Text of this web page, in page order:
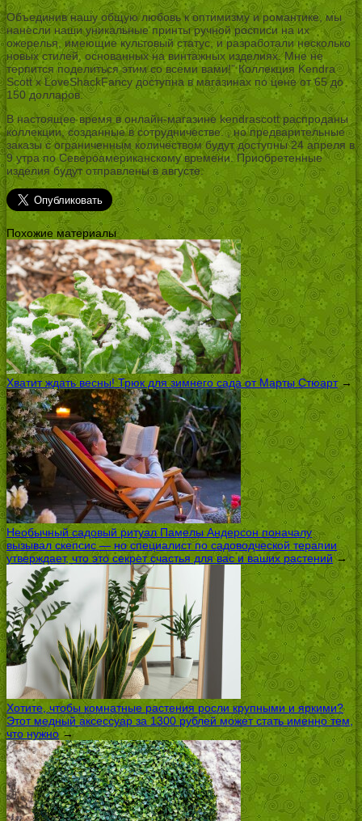
Объединив нашу общую любовь к оптимизму и романтике, мы
нанесли наши уникальные принты ручной росписи на их
ожерелья, имеющие культовый статус, и разработали несколько
новых стилей, основанных на винтажных изделиях. Мне не
терпится поделиться этим со всеми вами!” Коллекция Kendra
Scott x LoveShackFancy доступна в магазинах по цене от 65 до
150 долларов.
В настоящее время в онлайн-магазине kendrascott распроданы
коллекции, созданные в сотрудничестве., но предварительные
заказы с ограниченным количеством будут доступны 24 апреля в
9 утра по Североамериканскому времени. Приобретенные
изделия будут отправлены в августе.
Похожие материалы
Хватит ждать весны! Трюк для зимнего сада от Марты Стюарт→
Необычный садовый ритуал Памелы Андерсон поначалу
вызывал скепсис — но специалист по садоводческой терапии
утверждает, что это секрет счастья для вас и ваших растений→
Хотите, чтобы комнатные растения росли крупными и яркими?
Этот медный аксессуар за 1300 рублей может стать именно тем,
что нужно →